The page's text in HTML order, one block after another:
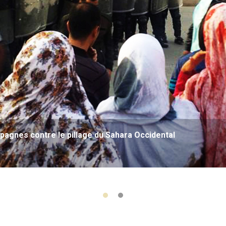
contre le pillage du Sahara Occidental